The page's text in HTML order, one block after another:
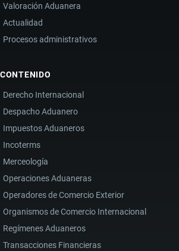
Valoración Aduanera
Actualidad
Procesos administrativos
CONTENIDO
Derecho Internacional
Despacho Aduanero
Impuestos Aduaneros
Incoterms
Merceología
Operaciones Aduaneras
Operadores de Comercio Exterior
Organismos de Comercio Internacional
Regímenes Aduaneros
Transacciones Financieras